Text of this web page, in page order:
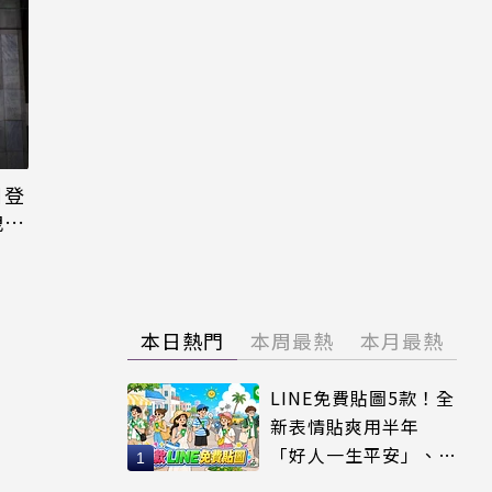
本日熱門 本周最熱 本月最熱
LINE免費貼圖5款！全
新表情貼爽用半年
「好人一生平安」、